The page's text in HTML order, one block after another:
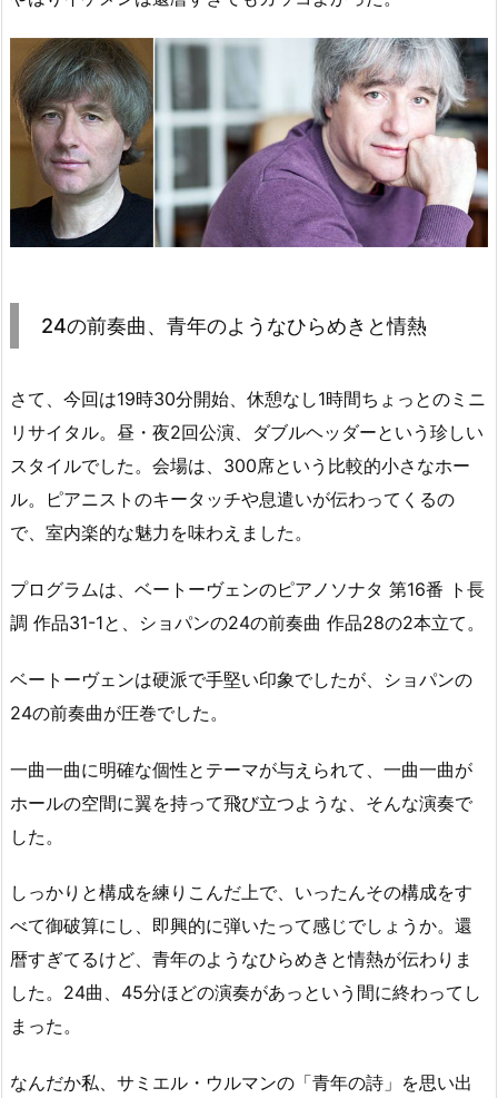
24の前奏曲、青年のようなひらめきと情熱
さて、今回は19時30分開始、休憩なし1時間ちょっとのミニ
リサイタル。昼・夜2回公演、ダブルヘッダーという珍しい
スタイルでした。会場は、300席という比較的小さなホー
ル。ピアニストのキータッチや息遣いが伝わってくるの
で、室内楽的な魅力を味わえました。
プログラムは、ベートーヴェンのピアノソナタ 第16番 ト長
調 作品31-1と、ショパンの24の前奏曲 作品28の2本立て。
ベートーヴェンは硬派で手堅い印象でしたが、ショパンの
24の前奏曲が圧巻でした。
一曲一曲に明確な個性とテーマが与えられて、一曲一曲が
ホールの空間に翼を持って飛び立つような、そんな演奏で
した。
しっかりと構成を練りこんだ上で、いったんその構成をす
べて御破算にし、即興的に弾いたって感じでしょうか。還
暦すぎてるけど、青年のようなひらめきと情熱が伝わりま
した。24曲、45分ほどの演奏があっという間に終わってし
まった。
なんだか私、サミエル・ウルマンの「青年の詩」を思い出